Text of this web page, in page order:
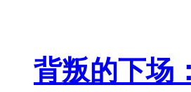
背叛的下场